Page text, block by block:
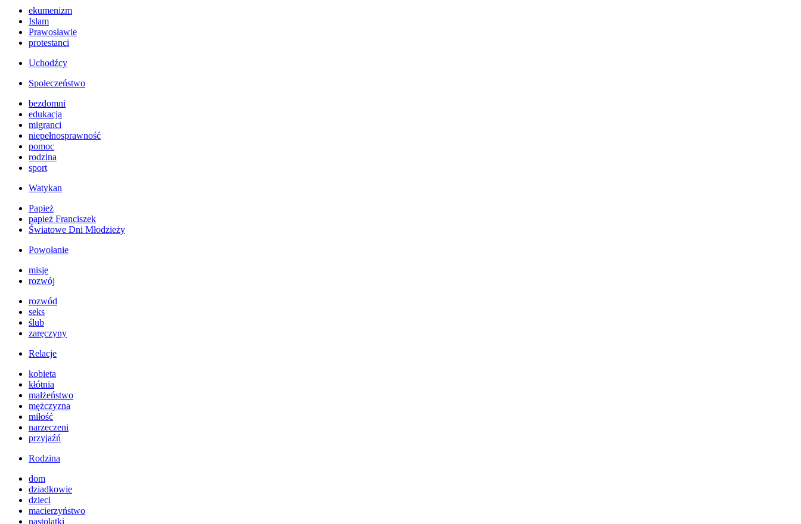
ekumenizm
Islam
Prawosławie
protestanci
Uchodźcy
Społeczeństwo
bezdomni
edukacja
migranci
niepełnosprawność
pomoc
rodzina
sport
Watykan
Papież
papież Franciszek
Światowe Dni Młodzieży
Powołanie
misje
rozwój
rozwód
seks
ślub
zaręczyny
Relacje
kobieta
kłótnia
małżeństwo
mężczyzna
miłość
narzeczeni
przyjaźń
Rodzina
dom
dziadkowie
dzieci
macierzyństwo
nastolatki